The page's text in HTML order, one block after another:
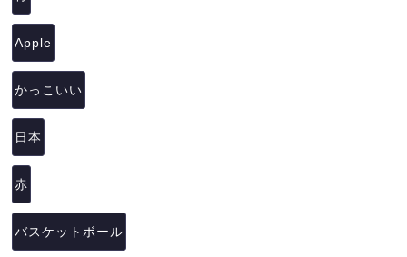
Apple
かっこいい
日本
赤
バスケットボール